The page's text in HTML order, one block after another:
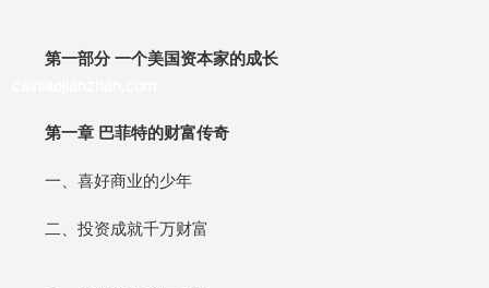
第一部分 一个美国资本家的成长
第一章 巴菲特的财富传奇
一、喜好商业的少年
二、投资成就千万财富